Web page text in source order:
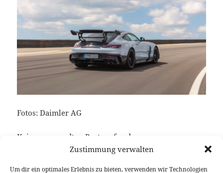
Zustimmung verwalten
Um dir ein optimales Erlebnis zu bieten, verwenden wir Technologien
Fotos: Daimler AG
Keine verwandten Posts gefunden.